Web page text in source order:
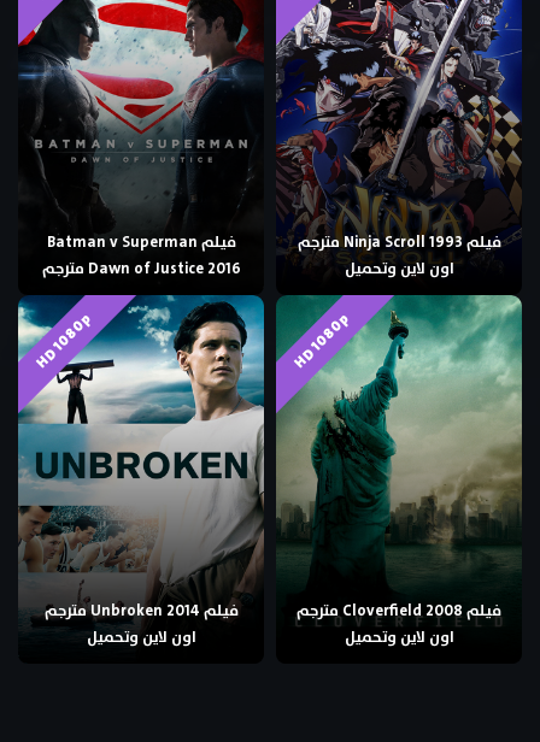
فيلم Ninja Scroll 1993 مترجم
اون لاين وتحميل
فيلم Batman v Superman
Dawn of Justice 2016 مترجم
HD 1080p
فيلم Cloverfield 2008 مترجم
اون لاين وتحميل
HD 1080p
فيلم Unbroken 2014 مترجم
اون لاين وتحميل